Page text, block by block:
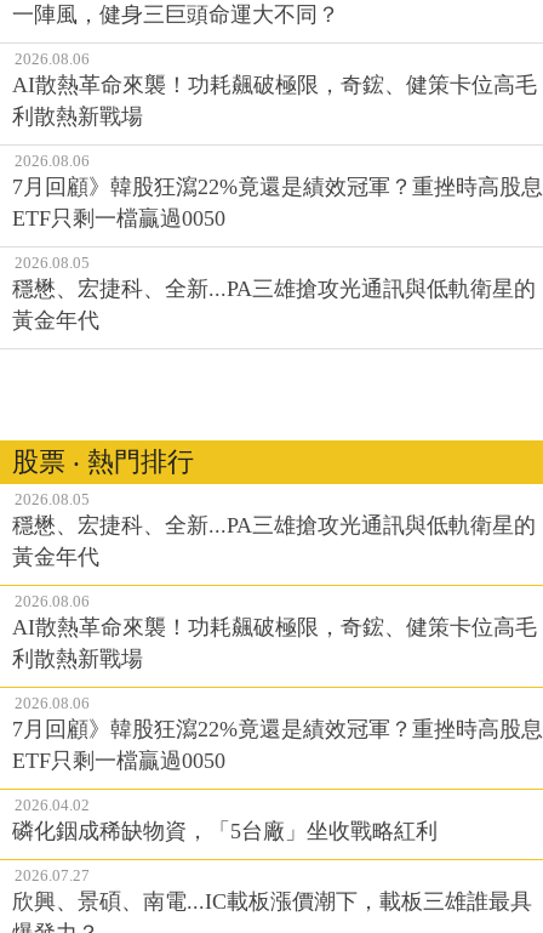
一陣風，健身三巨頭命運大不同？
2026.08.06
AI散熱革命來襲！功耗飆破極限，奇鋐、健策卡位高毛
利散熱新戰場
2026.08.06
7月回顧》韓股狂瀉22%竟還是績效冠軍？重挫時高股息
ETF只剩一檔贏過0050
2026.08.05
穩懋、宏捷科、全新...PA三雄搶攻光通訊與低軌衛星的
黃金年代
股票 ‧ 熱門排行
2026.08.05
穩懋、宏捷科、全新...PA三雄搶攻光通訊與低軌衛星的
黃金年代
2026.08.06
AI散熱革命來襲！功耗飆破極限，奇鋐、健策卡位高毛
利散熱新戰場
2026.08.06
7月回顧》韓股狂瀉22%竟還是績效冠軍？重挫時高股息
ETF只剩一檔贏過0050
2026.04.02
磷化銦成稀缺物資，「5台廠」坐收戰略紅利
2026.07.27
欣興、景碩、南電...IC載板漲價潮下，載板三雄誰最具